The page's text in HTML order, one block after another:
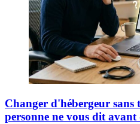
Changer d'hébergeur sans
personne ne vous dit